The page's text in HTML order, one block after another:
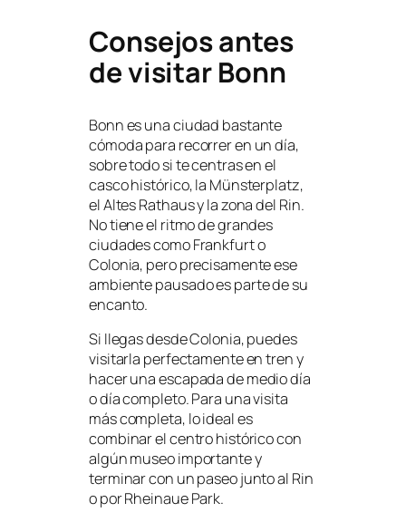
Consejos antes
de visitar Bonn
Bonn es una ciudad bastante
cómoda para recorrer en un día,
sobre todo si te centras en el
casco histórico, la Münsterplatz,
el Altes Rathaus y la zona del Rin.
No tiene el ritmo de grandes
ciudades como Frankfurt o
Colonia, pero precisamente ese
ambiente pausado es parte de su
encanto.
Si llegas desde Colonia, puedes
visitarla perfectamente en tren y
hacer una escapada de medio día
o día completo. Para una visita
más completa, lo ideal es
combinar el centro histórico con
algún museo importante y
terminar con un paseo junto al Rin
o por Rheinaue Park.